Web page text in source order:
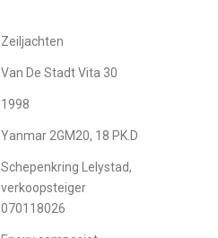
Zeiljachten
Van De Stadt Vita 30
1998
Yanmar 2GM20, 18 PK.D
Schepenkring Lelystad,
verkoopsteiger
070118026